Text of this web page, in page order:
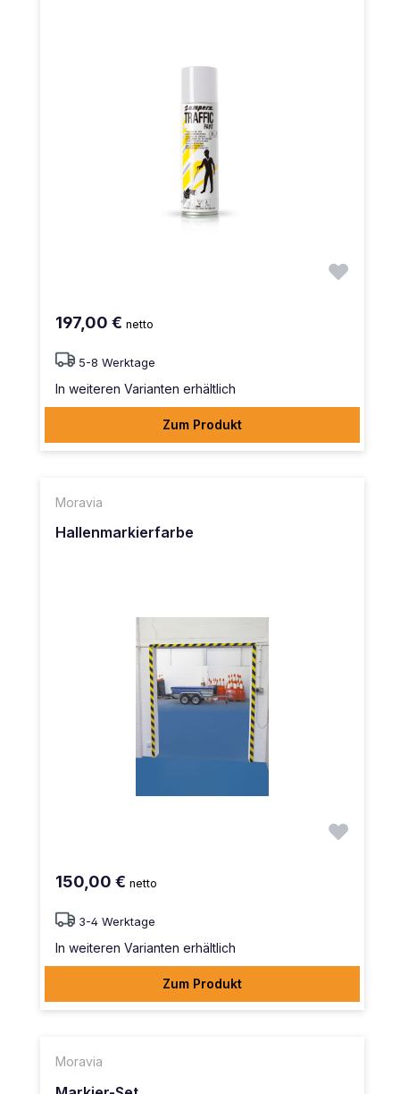
197,00 € netto
5-8 Werktage
In weiteren Varianten erhältlich
Zum Produkt
Moravia
Hallenmarkierfarbe
150,00 € netto
3-4 Werktage
In weiteren Varianten erhältlich
Zum Produkt
Moravia